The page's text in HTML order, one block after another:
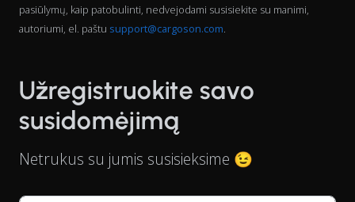
pasiūlymų, kaip patobulinti, nedvejodami susisiekite su manimi,
autoriumi, el. paštu support@cargoson.com.
Užregistruokite savo
susidomėjimą
Netrukus su jumis susisieksime 😉